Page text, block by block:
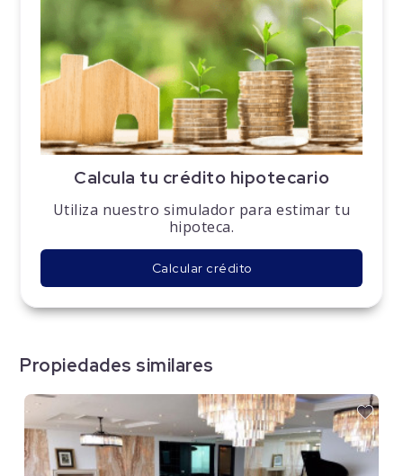
Calcula tu crédito hipotecario
Utiliza nuestro simulador para estimar tu
hipoteca.
Calcular crédito
Propiedades similares